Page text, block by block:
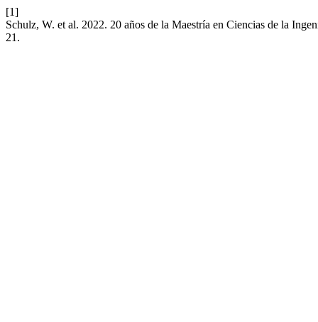
[1]
Schulz, W. et al. 2022. 20 años de la Maestría en Ciencias de la
21.